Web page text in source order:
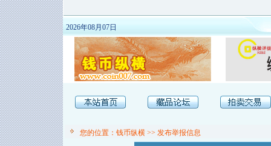
2026年08月07日
您的位置：钱币纵横 >> 发布举报信息